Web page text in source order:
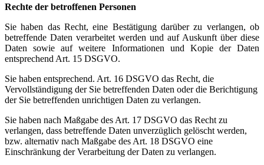
Rechte der betroffenen Personen
Sie haben das Recht, eine Bestätigung darüber zu verlangen, ob
betreffende Daten verarbeitet werden und auf Auskunft über diese
Daten sowie auf weitere Informationen und Kopie der Daten
entsprechend Art. 15 DSGVO.
Sie haben entsprechend. Art. 16 DSGVO das Recht, die
Vervollständigung der Sie betreffenden Daten oder die Berichtigung
der Sie betreffenden unrichtigen Daten zu verlangen.
Sie haben nach Maßgabe des Art. 17 DSGVO das Recht zu
verlangen, dass betreffende Daten unverzüglich gelöscht werden,
bzw. alternativ nach Maßgabe des Art. 18 DSGVO eine
Einschränkung der Verarbeitung der Daten zu verlangen.